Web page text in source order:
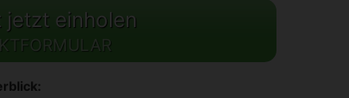
jetzt einholen